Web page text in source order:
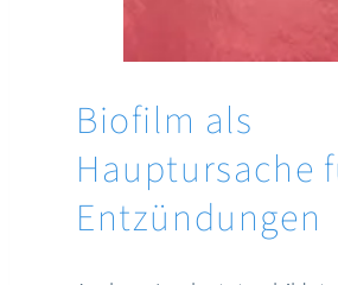
Biofilm als
Hauptursache
Entzündungen